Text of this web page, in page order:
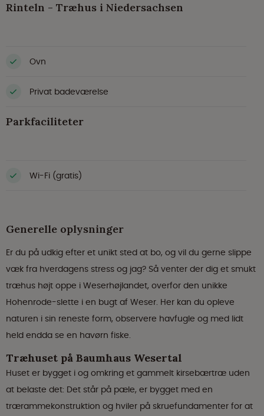
Rinteln - Træhus i Niedersachsen
Ovn
Privat badeværelse
Parkfaciliteter
Wi-Fi (gratis)
Generelle oplysninger
Er du på udkig efter et unikt sted at bo, og vil du gerne slippe
væk fra hverdagens stress og jag? Så venter der dig et smukt
træhus højt oppe i Weserhøjlandet, overfor den unikke
Hohenrode-slette i en bugt af Weser. Her kan du opleve
naturen i sin reneste form, observere havfugle og med lidt
held endda se en havørn fiske.
Træhuset på Baumhaus Wesertal
Huset er bygget i og omkring et gammelt kirsebærtræ uden
at belaste det: Det står på pæle, er bygget med en
trærammekonstruktion og hviler på skruefundamenter for at